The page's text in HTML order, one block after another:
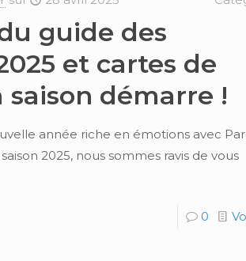
guide des
et cartes de
saison démarre !
année riche en émotions avec
2025, nous sommes ravis de vous
0